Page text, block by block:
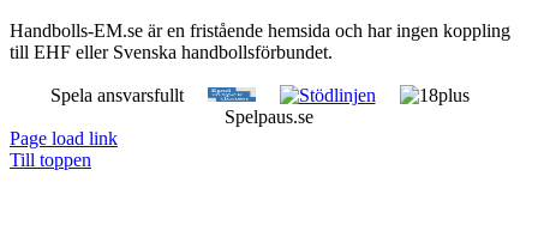
Handbolls-EM.se är en fristående hemsida och har ingen koppling
till EHF eller Svenska handbollsförbundet.
Spela ansvarsfullt
Spelpaus.se
Page load link
Till toppen